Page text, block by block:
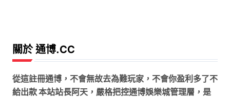
關於 通博.CC
從這註冊通博，不會無故去為難玩家，不會你盈利多了不
給出款 本站站長阿天，嚴格把控通博娛樂城管理層，是